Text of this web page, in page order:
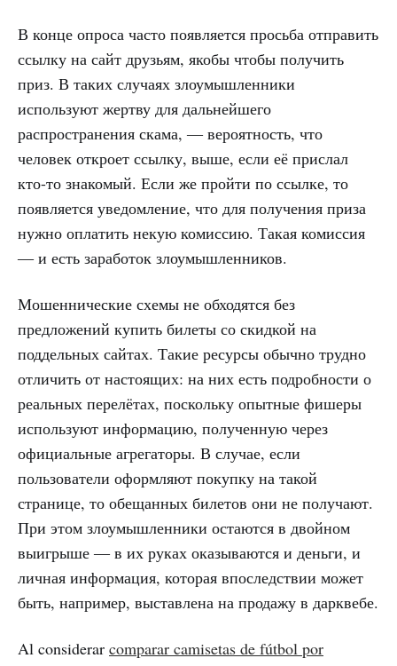
В конце опроса часто появляется просьба отправить
ссылку на сайт друзьям, якобы чтобы получить
приз. В таких случаях злоумышленники
используют жертву для дальнейшего
распространения скама, ― вероятность, что
человек откроет ссылку, выше, если её прислал
кто-то знакомый. Если же пройти по ссылке, то
появляется уведомление, что для получения приза
нужно оплатить некую комиссию. Такая комиссия
― и есть заработок злоумышленников.
Мошеннические схемы не обходятся без
предложений купить билеты со скидкой на
поддельных сайтах. Такие ресурсы обычно трудно
отличить от настоящих: на них есть подробности о
реальных перелётах, поскольку опытные фишеры
используют информацию, полученную через
официальные агрегаторы. В случае, если
пользователи оформляют покупку на такой
странице, то обещанных билетов они не получают.
При этом злоумышленники остаются в двойном
выигрыше ― в их руках оказываются и деньги, и
личная информация, которая впоследствии может
быть, например, выставлена на продажу в дарквебе.
Al considerar comparar camisetas de fútbol por